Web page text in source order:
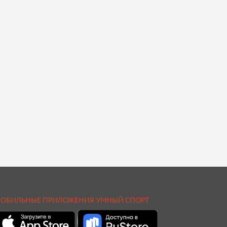
ПРИЛОЖЕНИЯ УМНЫЙ СПОРТ